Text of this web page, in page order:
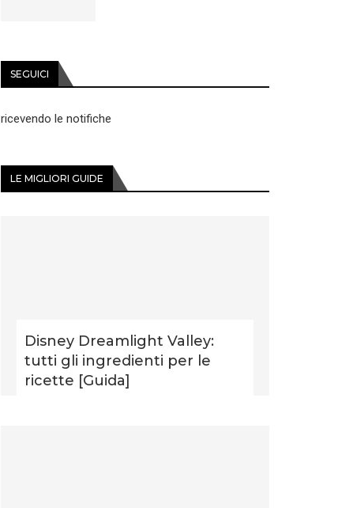
SEGUICI
ricevendo le notifiche
LE MIGLIORI GUIDE
Disney Dreamlight Valley:
tutti gli ingredienti per le
ricette [Guida]